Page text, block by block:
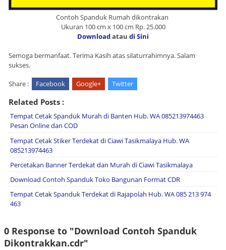
Contoh Spanduk Rumah dikontrakan
Ukuran 100 cm x 100 cm Rp. 25.000
Downloadatau di Sini
Semoga bermanfaat. Terima Kasih atas silaturrahimnya. Salam
sukses.
Share : Facebook Google+ Twitter
Related Posts :
Tempat Cetak Spanduk Murah di Banten Hub. WA 085213974463
Pesan Online dan COD
Tempat Cetak Stiker Terdekat di Ciawi Tasikmalaya Hub. WA
085213974463
Percetakan Banner Terdekat dan Murah di Ciawi Tasikmalaya
Download Contoh Spanduk Toko Bangunan Format CDR
Tempat Cetak Spanduk Terdekat di Rajapolah Hub. WA 085 213 974
463
0 Response to "Download Contoh Spanduk
Dikontrakkan.cdr"